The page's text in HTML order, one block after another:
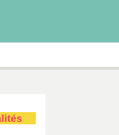
Comté